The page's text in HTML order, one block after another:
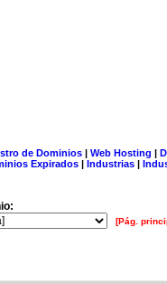
de Dominios| Web Hosting |
Expirados | Industrias |
[Pág.